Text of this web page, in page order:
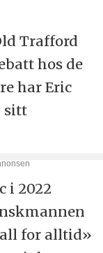
Trafford
hos de
har Eric
sitt
i 2022
for alltid»